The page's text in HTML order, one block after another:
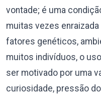
vontade; é uma
muitas vezes
fatores genéticos,
muitos indivíduos, o
ser motivado por uma
curiosidade, pressão